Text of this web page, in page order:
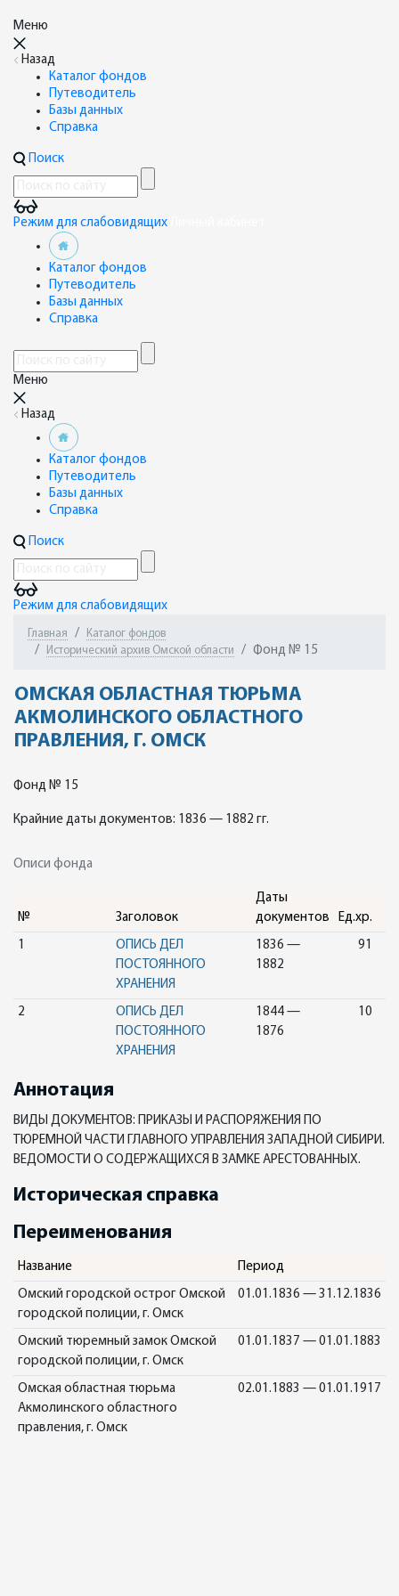
Меню
Назад
Каталог фондов
Путеводитель
Базы данных
Справка
Поиск
Режим для слабовидящих
Каталог фондов
Путеводитель
Базы данных
Справка
Меню
Назад
Каталог фондов
Путеводитель
Базы данных
Справка
Поиск
Режим для слабовидящих
Главная
Каталог фондов
Исторический архив Омской области
Фонд № 15
ОМСКАЯ ОБЛАСТНАЯ ТЮРЬМА
АКМОЛИНСКОГО ОБЛАСТНОГО
ПРАВЛЕНИЯ, Г. ОМСК
Фонд № 15
Крайние даты документов: 1836 — 1882 гг.
Описи фонда
№ Заголовок
Даты
документов
Ед.хр.
1
ОПИСЬ ДЕЛ
ПОСТОЯННОГО
ХРАНЕНИЯ
1836 —
1882
91
2
ОПИСЬ ДЕЛ
ПОСТОЯННОГО
ХРАНЕНИЯ
1844 —
1876
10
Аннотация
ВИДЫ ДОКУМЕНТОВ: ПРИКАЗЫ И РАСПОРЯЖЕНИЯ ПО
ТЮРЕМНОЙ ЧАСТИ ГЛАВНОГО УПРАВЛЕНИЯ ЗАПАДНОЙ СИБИРИ.
ВЕДОМОСТИ О СОДЕРЖАЩИХСЯ В ЗАМКЕ АРЕСТОВАННЫХ.
Историческая справка
Переименования
Название Период
Омский городской острог Омской
городской полиции, г. Омск
01.01.1836 — 31.12.1836
Омский тюремный замок Омской
городской полиции, г. Омск
01.01.1837 — 01.01.1883
Омская областная тюрьма
Акмолинского областного
правления, г. Омск
02.01.1883 — 01.01.1917